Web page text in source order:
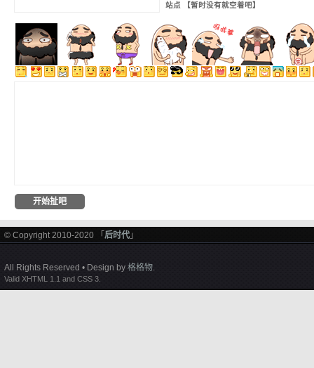
站点 【暂时没有就空着吧】
© Copyright 2010-2020 「 后时代 」
All Rights Reserved • Design by 格格物.
Valid XHTML 1.1 and CSS 3.